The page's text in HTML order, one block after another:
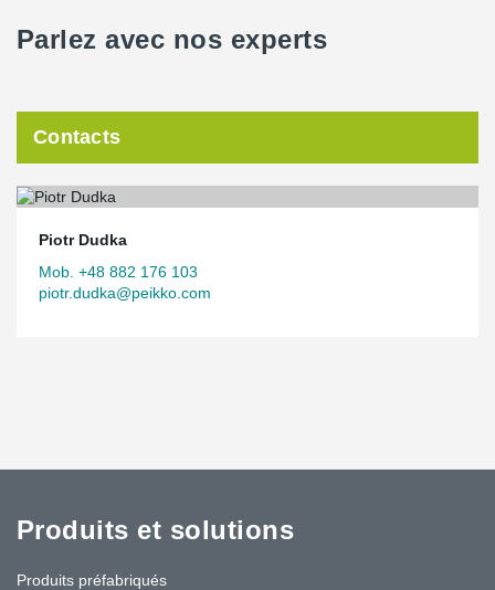
Parlez avec nos experts
Contacts
Piotr Dudka
Mob. +48 882 176 103
piotr.dudka@peikko.com
Produits et solutions
Produits préfabriqués